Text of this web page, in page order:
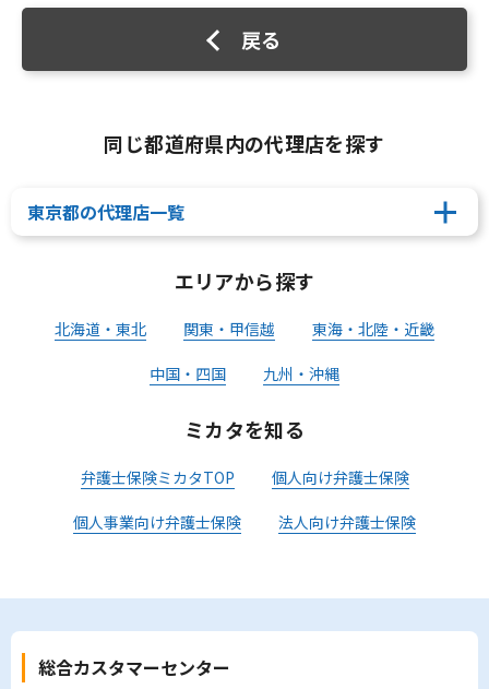
戻る
同じ都道府県内の代理店を探す
東京都の代理店一覧
エリアから探す
北海道・東北 関東・甲信越 東海・北陸・近畿
中国・四国 九州・沖縄
ミカタを知る
弁護士保険ミカタTOP 個人向け弁護士保険
個人事業向け弁護士保険 法人向け弁護士保険
総合カスタマーセンター